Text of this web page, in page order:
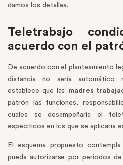
damos los detalles.
Teletrabajo
acuerdo con el
De acuerdo con el planteamiento
distancia no sería automático
establece que las madres
patrón las funciones,
cuales se desempeñaría el
específicos en los que se aplicaría
El esquema propuesto
pueda autorizarse por periodos